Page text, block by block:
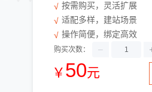
按需购买，灵活扩展
适配多样，建站场景
操作简便，绑定高效
购买次数：
￥ 50元